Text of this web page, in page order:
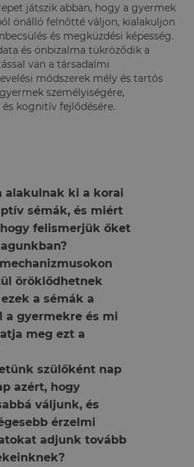
játszik abban, hogy a gyermek
önálló felnőtté váljon, kialakuljon
és megküzdési képesség.
és önbizalma tükröződik a
van a társadalmi
módszerek mély és tartós
személyiségére,
kognitív fejlődésére.
alakulnak ki a korai
sémák, és miért
felismerjük őket
öröklődhetnek
a sémák a
a gyermekre és mi
meg ezt a
szülőként nap
azért, hogy
váljunk, és
érzelmi
adjunk tovább